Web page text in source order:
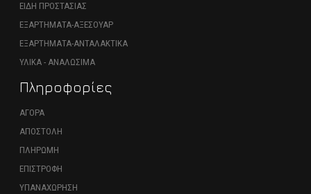
ΕΙΔΗ ΠΡΟΣΤΑΣΙΑΣ
ΕΞΑΡΤΗΜΑΤΑ-ΑΞΕΣΟΥΑΡ
ΕΞΑΡΤΗΜΑΤΑ-ΑΝΤΑΛΑΚΤΙΚΑ
ΥΛΙΚΑ - ΑΝΑΛΩΣΙΜΑ
Πληροφορίες
ΑΓΟΡΑ
ΑΠΟΣΤΟΛΗ
ΠΛΗΡΩΜΗ
ΕΠΙΣΤΡΟΦΗ
ΥΠΑΝΑΧΩΡΗΣΗ